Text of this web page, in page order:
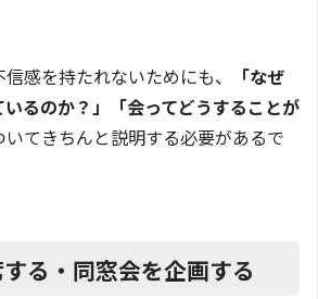
感を持たれないためにも、
「なぜ
るのか？」「会ってどうすることが
いてきちんと説明する必要があるで
る・同窓会を企画する